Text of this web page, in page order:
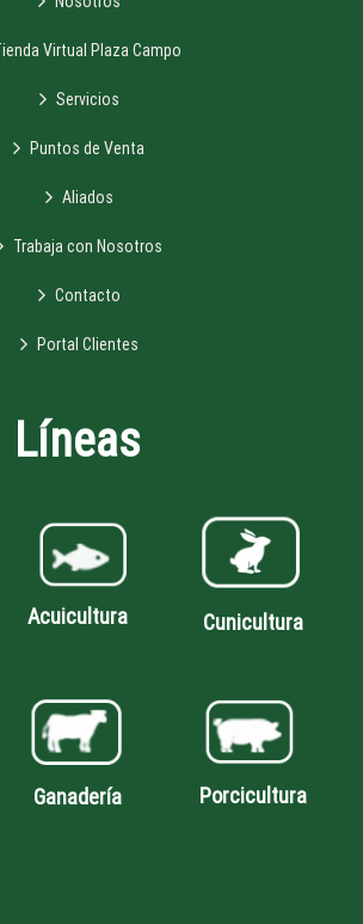
Virtual Plaza Campo
Servicios
Puntos de Venta
Aliados
Trabaja con Nosotros
Contacto
Portal Clientes
Líneas
Acuicultura Cunicultura
Ganadería Porcicultura